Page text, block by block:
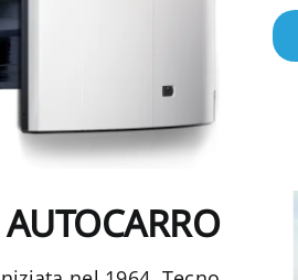
AUTOCARRO